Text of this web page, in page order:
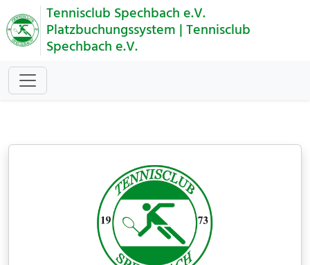
Tennisclub Spechbach e.V.
Platzbuchungssystem | Tennisclub
Spechbach e.V.